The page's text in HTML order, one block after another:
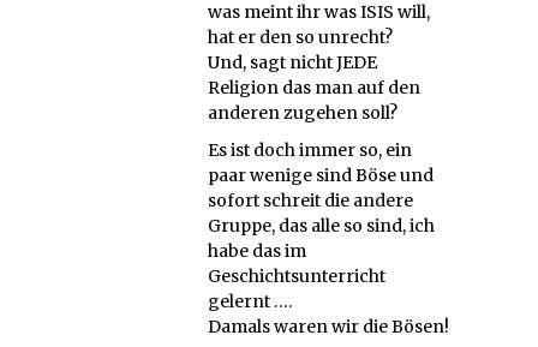
was meint ihr was ISIS will,
hat er den so unrecht?
Und, sagt nicht JEDE
Religion das man auf den
anderen zugehen soll?
Es ist doch immer so, ein
paar wenige sind Böse und
sofort schreit die andere
Gruppe, das alle so sind, ich
habe das im
Geschichtsunterricht
gelernt ….
Damals waren wir die Bösen!